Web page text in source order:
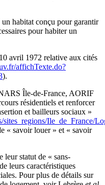
habitat conçu pour garantir
pour habiter un
avril 1972 relative aux cités
affichTexte.do?
).
Île-de-France, AORIF
résidentiels et renforcer
et bailleurs sociaux »
sites_regions/
« savoir louer » et « savoir
leur statut de « sans-
leurs caractéristiques
Pour plus de détails sur